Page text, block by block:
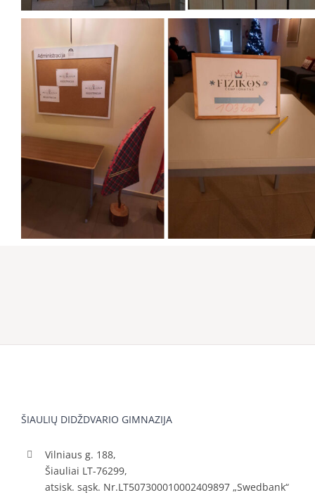
ŠIAULIŲ DIDŽDVARIO GIMNAZIJA
Vilniaus g. 188,
Šiauliai LT-76299,
atsisk. sąsk. Nr.LT507300010002409897 „Swedbank“